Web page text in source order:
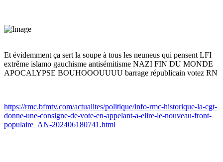
Et évidemment ça sert la soupe à tous les neuneus qui pensent LFI
extrême islamo gauchisme antisémitisme NAZI FIN DU MONDE
APOCALYPSE BOUHOOOUUUU barrage républicain votez RN
https://rmc.bfmtv.com/actualites/politique/info-rmc-historique-la-cgt-
donne-une-consigne-de-vote-en-appelant-a-elire-le-nouveau-front-
populaire_AN-202406180741.html